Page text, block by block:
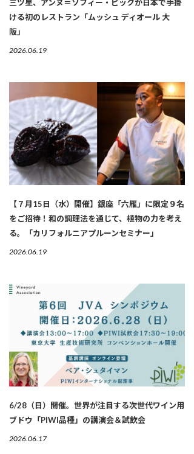
三ツ星、アンヌ＝ソフィー・ピックが日本で手掛
ける初のレストラン「ムッシュ ディオール 大
阪」
2026.06.19
【７月15日（水）開催】銀座「六雁」に限定９名
をご招待！和の調理法を通じて、植物の力を考え
る。「カリフォルニアプルーンセミナー」
2026.06.19
6/28（日）開催。世界が注目する次世代ワイン用
ブドウ「PIWI品種」の講演会＆試飲会
2026.06.17